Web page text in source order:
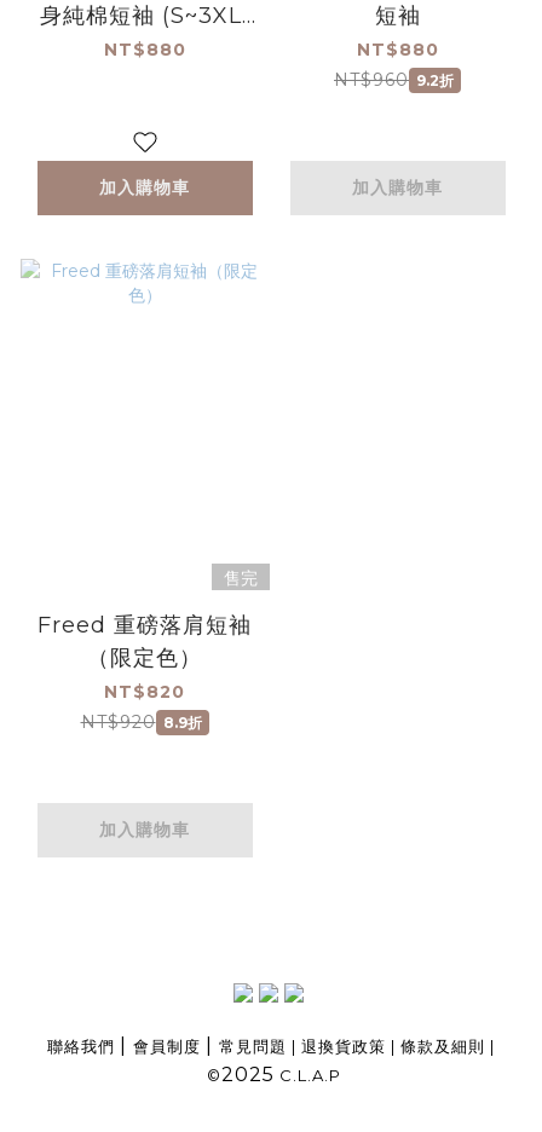
身純棉短袖 (S~3XL)
(白色全尺寸已到貨)
NT$880
加入購物車
短袖
NT$880
NT$960 9.2折
加入購物車
售完
Freed 重磅落肩短袖
（限定色）
NT$820
NT$920 8.9折
加入購物車
聯絡我們 會員制度 常見問題 | 退換貨政策 | 條款及細則 |
©2025 C.L.A.P